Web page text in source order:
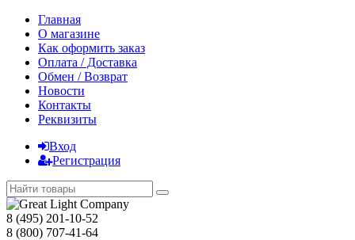
Главная
О магазине
Как оформить заказ
Оплата / Доставка
Обмен / Возврат
Новости
Контакты
Реквизиты
Вход
Регистрация
8 (495) 201-10-52
8 (800) 707-41-64